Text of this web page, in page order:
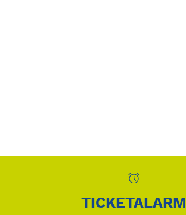
TICKETALARM